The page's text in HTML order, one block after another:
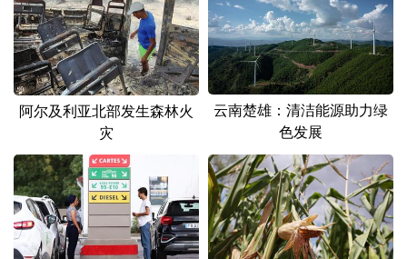
浙江 安徽 福建 江西
山东 河南 湖北 湖南
广东 广西 海南 重庆
陕西 甘肃 青海 宁夏
新疆 内蒙古 黑龙江
阿尔及利亚北部发生森林火
灾
云南楚雄：清洁能源助力绿
色发展